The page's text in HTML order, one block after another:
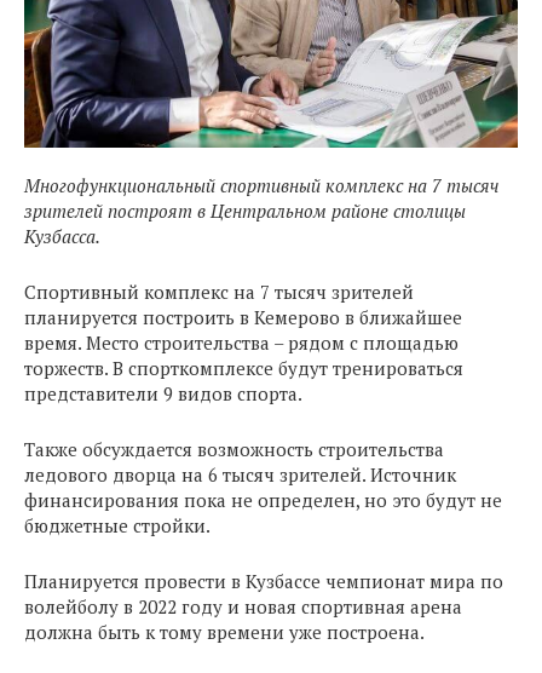
Многофункциональный спортивный комплекс на 7 тысяч
зрителей построят в Центральном районе столицы
Кузбасса.
Спортивный комплекс на 7 тысяч зрителей
планируется построить в Кемерово в ближайшее
время. Место строительства – рядом с площадью
торжеств. В спорткомплексе будут тренироваться
представители 9 видов спорта.
Также обсуждается возможность строительства
ледового дворца на 6 тысяч зрителей. Источник
финансирования пока не определен, но это будут не
бюджетные стройки.
Планируется провести в Кузбассе чемпионат мира по
волейболу в 2022 году и новая спортивная арена
должна быть к тому времени уже построена.